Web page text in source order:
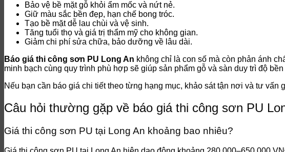
Bảo vệ bề mặt gỗ khỏi ẩm mốc và nứt nẻ.
Giữ màu sắc bền đẹp, hạn chế bong tróc.
Tạo bề mặt dễ lau chùi và vệ sinh.
Tăng tuổi thọ và giá trị thẩm mỹ cho không gian.
Giảm chi phí sửa chữa, bảo dưỡng về lâu dài.
Báo giá thi công sơn PU Long An không chỉ là con số mà còn phản ánh
minh bạch cùng quy trình phù hợp sẽ giúp sản phẩm gỗ và sàn duy trì độ
Nếu bạn cần báo giá chi tiết theo từng hạng mục, khảo sát tận nơi và tư
Câu hỏi thường gặp về báo giá thi công sơn PU
Giá thi công sơn PU tại Long An khoảng bao nhiêu?